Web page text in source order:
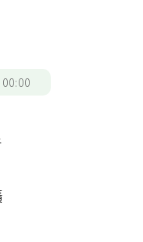
00:00